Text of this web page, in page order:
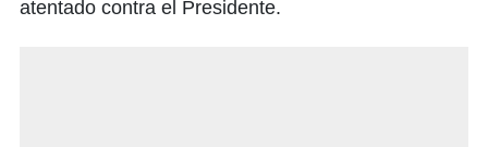
atentado contra el Presidente.